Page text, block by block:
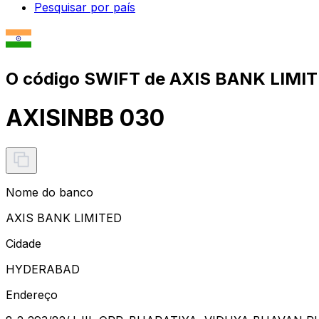
Pesquisar por país
O código SWIFT de AXIS BANK
AXISINBB 030
Nome do banco
AXIS BANK LIMITED
Cidade
HYDERABAD
Endereço